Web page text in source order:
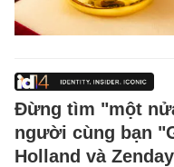
Đừng tìm "một
người cùng bạn
Holland và